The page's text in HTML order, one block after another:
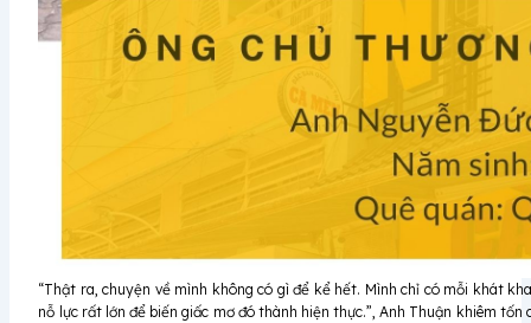
“Thật ra, chuyện về mình không có gì để kể hết. Mình chỉ có mỗi khát
nỗ lực rất lớn để biến giấc mơ đó thành hiện thực.”, Anh Thuận khiêm